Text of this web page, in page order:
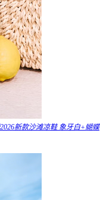
新款沙滩凉鞋 象牙白+蝴蝶